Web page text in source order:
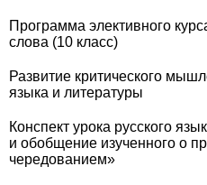
Программа элективного
слова (10 класс)
Развитие критического
языка и литературы
Конспект урока русского
и обобщение изученного о
чередованием»